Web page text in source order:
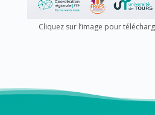
Cliquez sur l’image pour